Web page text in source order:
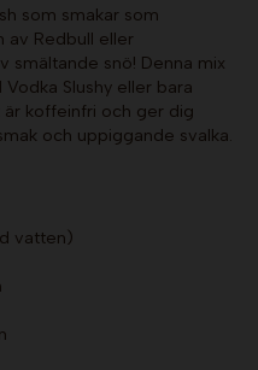
som smakar som
av Redbull eller
smältande snö! Denna mix
Slushy eller bara
är koffeinfri och ger dig
och uppiggande svalka.
vatten)